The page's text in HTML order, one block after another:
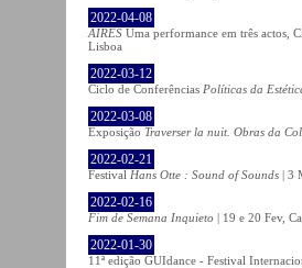
2022-04-08
AIRES Uma performance em três actos,
Lisboa
2022-03-12
Ciclo de Conferências Políticas da
2022-03-08
Exposição Traverser la nuit. Obras da
2022-02-21
Festival Hans Otte : Sound of Sounds | 3
2022-02-16
Fim de Semana Inquieto | 19 e 20 Fev,
2022-01-30
11ª edição GUIdance - Festival